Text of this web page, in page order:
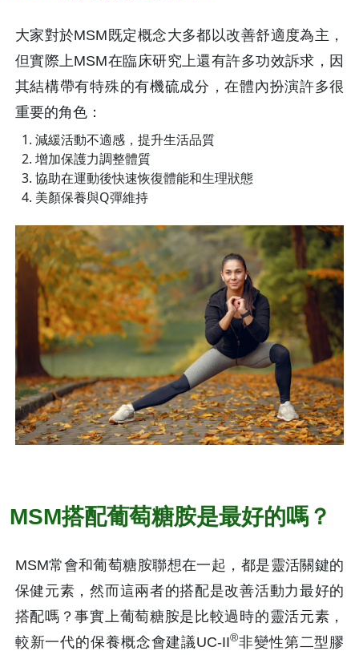
大家對於MSM既定概念大多都以改善舒適度為主，
但實際上MSM在臨床研究上還有許多功效訴求，因
其結構帶有特殊的有機硫成分，在體內扮演許多很
重要的角色：
減緩活動不適感，提升生活品質
增加保護力調整體質
協助在運動後快速恢復體能和生理狀態
美顏保養與Q彈維持
MSM搭配葡萄糖胺是最好的嗎？
MSM常會和葡萄糖胺聯想在一起，都是靈活關鍵的
保健元素，然而這兩者的搭配是改善活動力最好的
搭配嗎？事實上葡萄糖胺是比較過時的靈活元素，
較新一代的保養概念會建議UC-II®非變性第二型膠